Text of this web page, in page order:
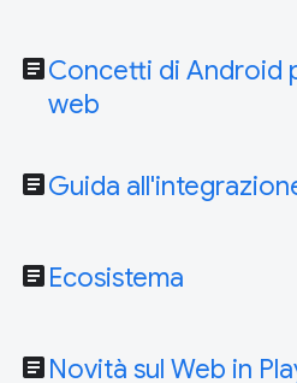
articleConcetti di Android
web
articleGuida
article Ecosistema
article Novità sul Web in